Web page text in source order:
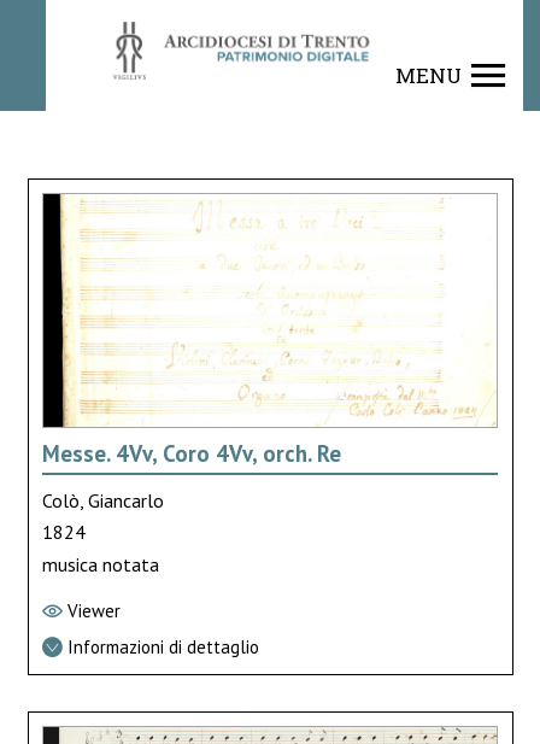
MENU
Messe. 4Vv, Coro 4Vv, orch. Re
Colò, Giancarlo
1824
musica notata
Viewer
Informazioni di dettaglio